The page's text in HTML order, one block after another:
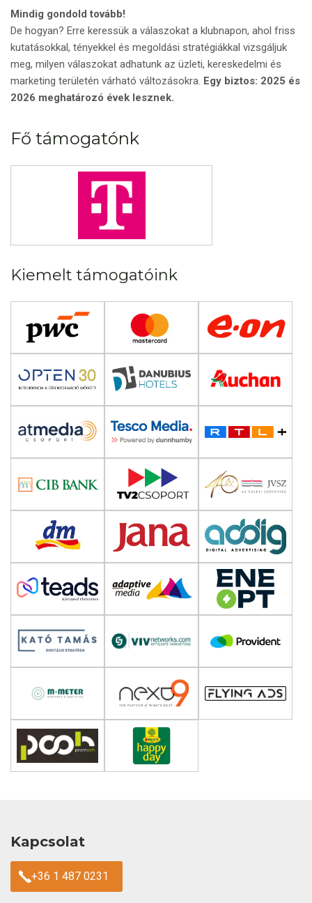
Mindig gondold tovább!
De hogyan? Erre keressük a válaszokat a klubnapon, ahol friss
kutatásokkal, tényekkel és megoldási stratégiákkal vizsgáljuk
meg, milyen válaszokat adhatunk az üzleti, kereskedelmi és
marketing területén várható változásokra. Egy biztos: 2025 és
2026 meghatározó évek lesznek.
Fő támogatónk
Kiemelt támogatóink
Kapcsolat
+36 1 487 0231